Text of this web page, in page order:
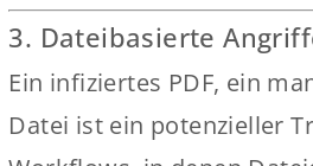
3. Dateibasierte
Ein infiziertes PDF, ein
Datei ist ein potenzieller